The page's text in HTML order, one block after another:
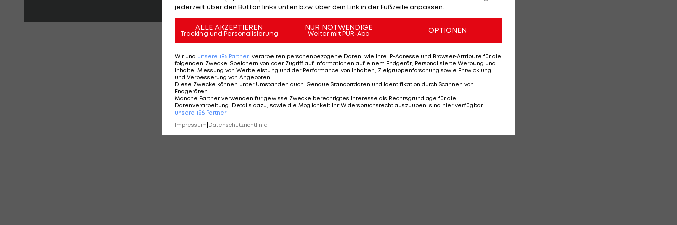
KOMMENTARE
jederzeit über den Button links unten bzw. über den Link in der Fußzeile anpassen.
ALLE AKZEPTIEREN
Tracking und Personalisierung
NUR NOTWENDIGE
Weiter mit PUR-Abo OPTIONEN
Wir und unsere 186 Partner verarbeiten personenbezogene Daten, wie Ihre IP-Adresse und Browser-Attribute für die
folgenden Zwecke: Speichern von oder Zugriff auf Informationen auf einem Endgerät; Personalisierte Werbung und
Inhalte, Messung von Werbeleistung und der Performance von Inhalten, Zielgruppenforschung sowie Entwicklung
und Verbesserung von Angeboten
Diese Zwecke können unter Umständen auch: Genaue Standortdaten und Identifikation durch Scannen von
Endgeräten
Manche Partner verwenden für gewisse Zwecke berechtigtes Interesse als Rechtsgrundlage für die
Datenverarbeitung. Details dazu, sowie die Möglichkeit Ihr Widerspruchsrecht auszuüben, sind hier verfügbar:
unsere 186 Partner
Impressum|Datenschutzrichtlinie